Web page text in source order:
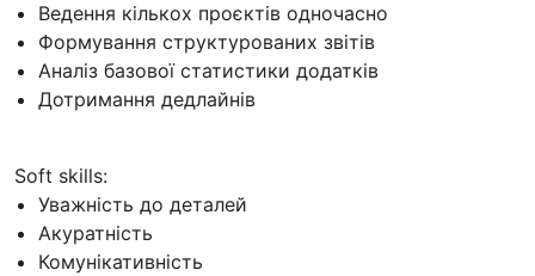
Ведення кількох проєктів одночасно
Формування структурованих звітів
Аналіз базової статистики додатків
Дотримання дедлайнів
Soft skills:
Уважність до деталей
Акуратність
Комунікативність